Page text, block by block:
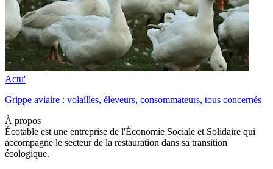
Actu'
Grippe aviaire : volailles, éleveurs, consommateurs, tous concernés
À propos
Écotable est une entreprise de l'Économie Sociale et Solidaire qui
accompagne le secteur de la restauration dans sa transition
écologique.